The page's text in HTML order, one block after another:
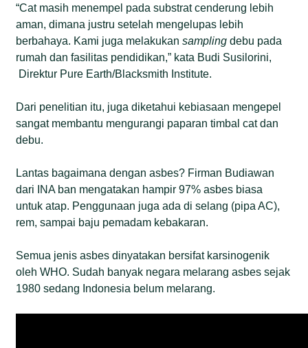
“Cat masih menempel pada substrat cenderung lebih
aman, dimana justru setelah mengelupas lebih
berbahaya. Kami juga melakukansampling debu pada
rumah dan fasilitas pendidikan,” kata Budi Susilorini,
Direktur Pure Earth/Blacksmith Institute.
Dari penelitian itu, juga diketahui kebiasaan mengepel
sangat membantu mengurangi paparan timbal cat dan
debu.
Lantas bagaimana dengan asbes? Firman Budiawan
dari INA ban mengatakan hampir 97% asbes biasa
untuk atap. Penggunaan juga ada di selang (pipa AC),
rem, sampai baju pemadam kebakaran.
Semua jenis asbes dinyatakan bersifat karsinogenik
oleh WHO. Sudah banyak negara melarang asbes sejak
1980 sedang Indonesia belum melarang.